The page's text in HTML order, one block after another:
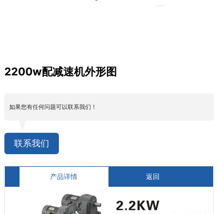
2200w配减速机外形图
如果您有任何问题可以联系我们！
联系我们
产品详情 返回